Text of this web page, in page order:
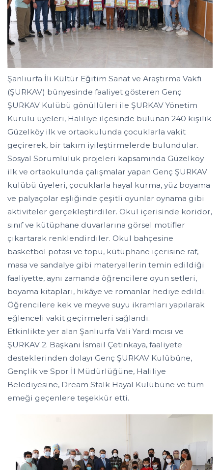
Şanlıurfa İli Kültür Eğitim Sanat ve Araştırma Vakfı
(ŞURKAV) bünyesinde faaliyet gösteren Genç
ŞURKAV Kulübü gönüllüleri ile ŞURKAV Yönetim
Kurulu üyeleri, Haliliye ilçesinde bulunan 240 kişilik
Güzelköy ilk ve ortaokulunda çocuklarla vakit
geçirerek, bir takım iyileştirmelerde bulundular.
Sosyal Sorumluluk projeleri kapsamında Güzelköy
ilk ve ortaokulunda çalışmalar yapan Genç ŞURKAV
kulübü üyeleri, çocuklarla hayal kurma, yüz boyama
ve palyaçolar eşliğinde çeşitli oyunlar oynama gibi
aktiviteler gerçekleştirdiler. Okul içerisinde koridor,
sınıf ve kütüphane duvarlarına görsel motifler
çıkartarak renklendirdiler. Okul bahçesine
basketbol potası ve topu, kütüphane içerisine raf,
masa ve sandalye gibi materyallerin temin edildiği
faaliyette, aynı zamanda öğrencilere oyun setleri,
boyama kitapları, hikâye ve romanlar hediye edildi.
Öğrencilere kek ve meyve suyu ikramları yapılarak
eğlenceli vakit geçirmeleri sağlandı.
Etkinlikte yer alan Şanlıurfa Vali Yardımcısı ve
ŞURKAV 2. Başkanı İsmail Çetinkaya, faaliyete
desteklerinden dolayı Genç ŞURKAV Kulübüne,
Gençlik ve Spor İl Müdürlüğüne, Haliliye
Belediyesine, Dream Stalk Hayal Kulübüne ve tüm
emeği geçenlere teşekkür etti.